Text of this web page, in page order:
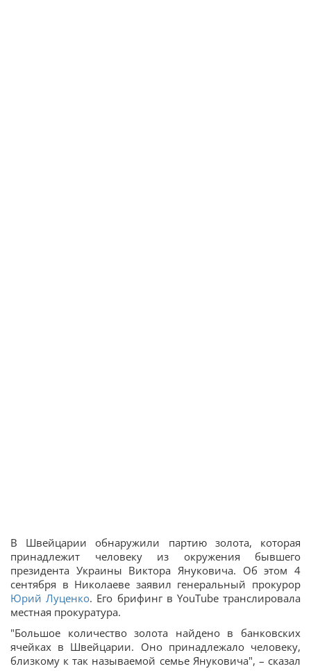
В Швейцарии обнаружили партию золота, которая
принадлежит человеку из окружения бывшего
президента Украины Виктора Януковича. Об этом 4
сентября в Николаеве заявил генеральный прокурор
Юрий Луценко. Его брифинг в YouTube транслировала
местная прокуратура.
"Большое количество золота найдено в банковских
ячейках в Швейцарии. Оно принадлежало человеку,
близкому к так называемой семье Януковича", – сказал